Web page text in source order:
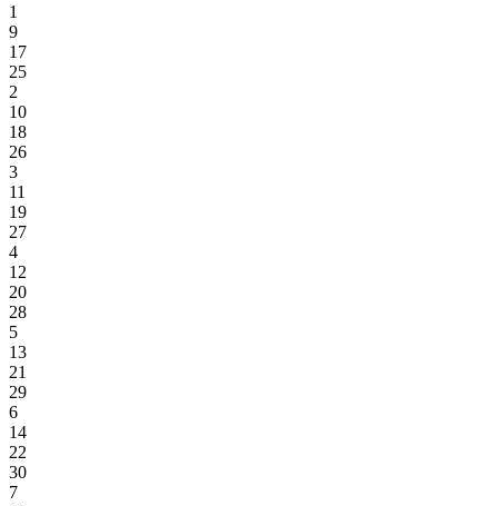
1
9
17
25
2
10
18
26
3
11
19
27
4
12
20
28
5
13
21
29
6
14
22
30
7